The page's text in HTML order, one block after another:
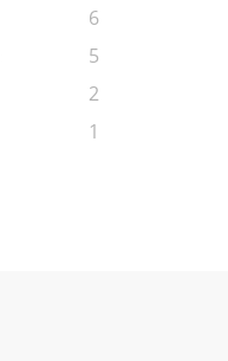
6
5
2
1